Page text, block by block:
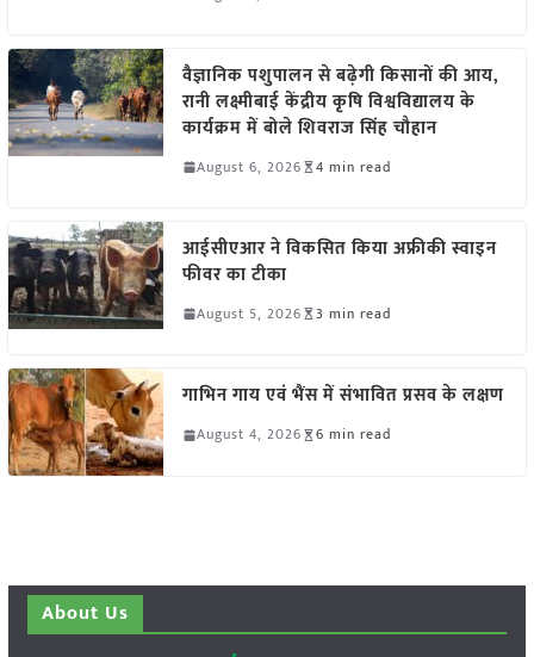
वैज्ञानिक पशुपालन से बढ़ेगी किसानों की आय,
रानी लक्ष्मीबाई केंद्रीय कृषि विश्वविद्यालय के
कार्यक्रम में बोले शिवराज सिंह चौहान
August 6, 2026 4 min read
आईसीएआर ने विकसित किया अफ्रीकी स्वाइन
फीवर का टीका
August 5, 2026 3 min read
गाभिन गाय एवं भैंस में संभावित प्रसव के लक्षण
August 4, 2026 6 min read
About Us